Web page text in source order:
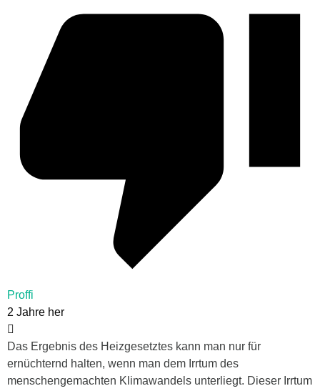
Proffi
2 Jahre her
Das Ergebnis des Heizgesetztes kann man nur für
ernüchternd halten, wenn man dem Irrtum des
menschengemachten Klimawandels unterliegt. Dieser Irrtum